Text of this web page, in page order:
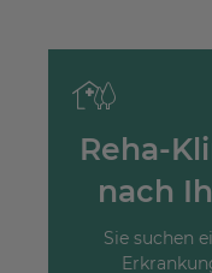
Reha-
nach
Sie suchen